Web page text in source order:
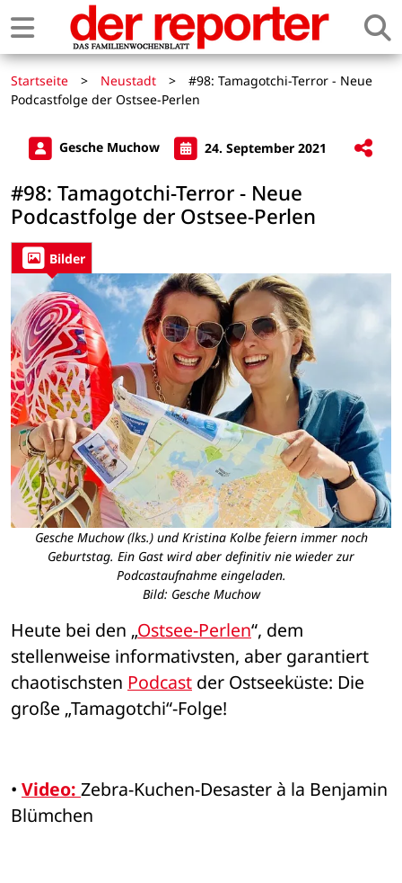
Startseite > Neustadt >
#98: Tamagotchi-Terror - Neue
Podcastfolge der Ostsee-Perlen
Gesche Muchow 24. September 2021
#98: Tamagotchi-Terror - Neue
Podcastfolge der Ostsee-Perlen
Bilder
Gesche Muchow (lks.) und Kristina Kolbe feiern immer noch
Geburtstag. Ein Gast wird aber definitiv nie wieder zur
Podcastaufnahme eingeladen.
Bild: Gesche Muchow
Heute bei den „Ostsee-Perlen“, dem
stellenweise informativsten, aber garantiert
chaotischsten Podcast der Ostseeküste: Die
große „Tamagotchi“-Folge!
• Video: Zebra-Kuchen-Desaster à la Benjamin
Blümchen